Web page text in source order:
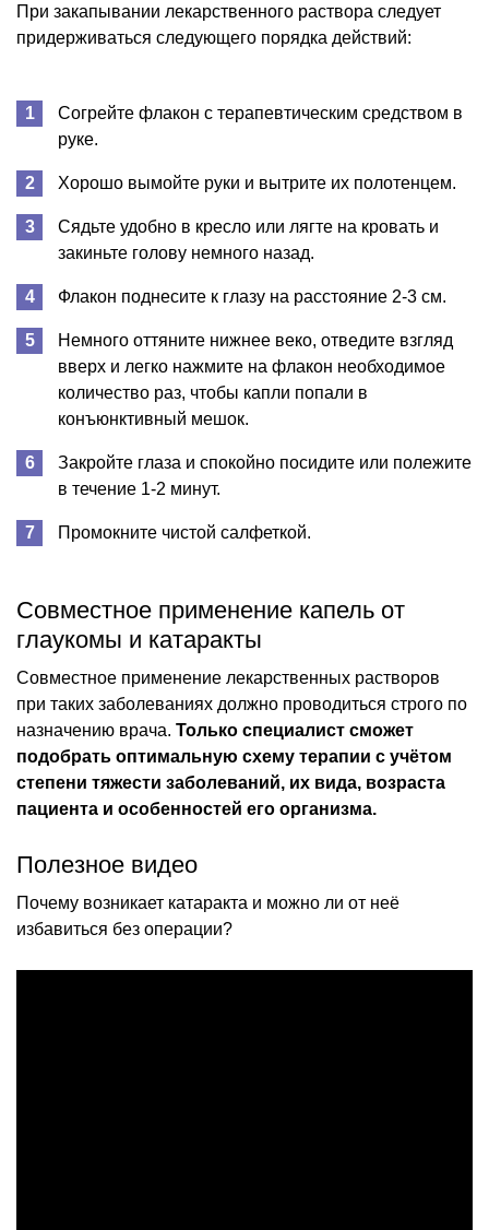
При закапывании лекарственного раствора следует
придерживаться следующего порядка действий:
Согрейте флакон с терапевтическим средством в
руке.
Хорошо вымойте руки и вытрите их полотенцем.
Сядьте удобно в кресло или лягте на кровать и
закиньте голову немного назад.
Флакон поднесите к глазу на расстояние 2-3 см.
Немного оттяните нижнее веко, отведите взгляд
вверх и легко нажмите на флакон необходимое
количество раз, чтобы капли попали в
конъюнктивный мешок.
Закройте глаза и спокойно посидите или полежите
в течение 1-2 минут.
Промокните чистой салфеткой.
Совместное применение капель от
глаукомы и катаракты
Совместное применение лекарственных растворов
при таких заболеваниях должно проводиться строго по
назначению врача. Только специалист сможет
подобрать оптимальную схему терапии с учётом
степени тяжести заболеваний, их вида, возраста
пациента и особенностей его организма.
Полезное видео
Почему возникает катаракта и можно ли от неё
избавиться без операции?